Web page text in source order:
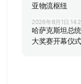
亚物流枢纽
2026年8月1日
哈萨克斯坦总
大奖赛开幕仪式